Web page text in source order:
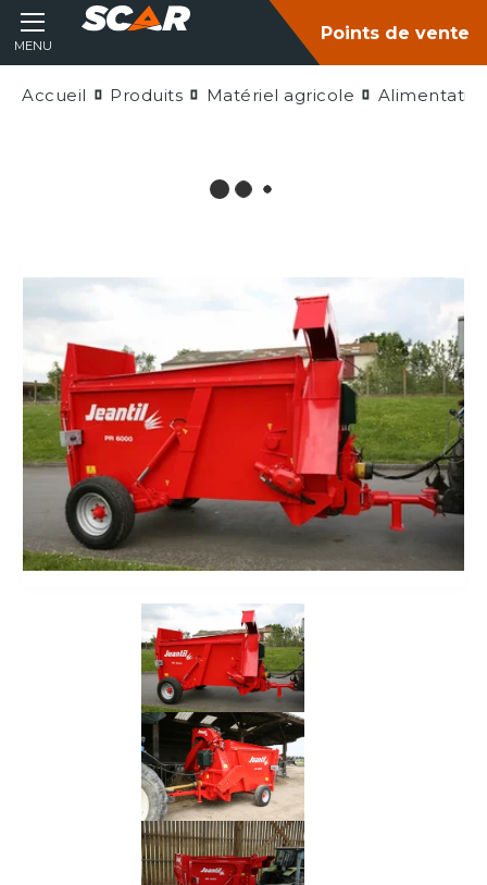
MENU
Points de vente
Accueil Produits Matériel agricole